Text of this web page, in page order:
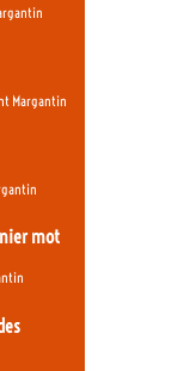
Margantin
mot